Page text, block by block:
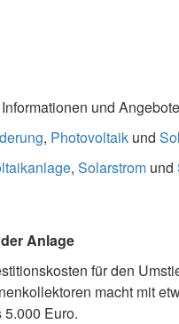
und
, Photovoltaik und
, Solarstrom und
Anlage
für den
macht mit
5.000 Euro.